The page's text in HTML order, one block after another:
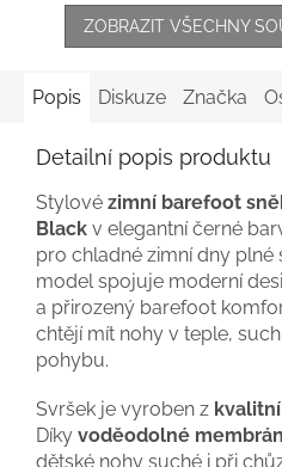
ZOBRAZIT VŠECHNY
Popis Diskuze Značka
Detailní popis produktu
Stylové zimní barefoot
Black v elegantní černé
pro chladné zimní dny plné
model spojuje moderní
a přirozený barefoot
chtějí mít nohy v teple,
pohybu.
Svršek je vyroben z
Díky voděodolné
dětské nohy suché i při